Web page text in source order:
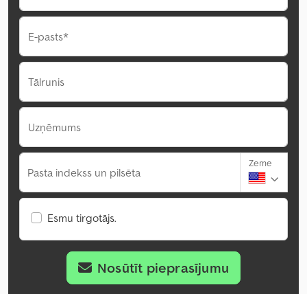
E-pasts*
Tālrunis
Uzņēmums
Pasta indekss un pilsēta
Zeme
Esmu tirgotājs.
Nosūtīt pieprasījumu